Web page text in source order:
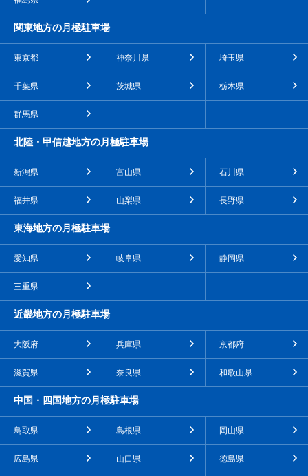
関東地方の月極駐車場
東京都 神奈川県 埼玉県
千葉県 茨城県 栃木県
群馬県
北陸・甲信越地方の月極駐車場
新潟県 富山県 石川県
福井県 山梨県 長野県
東海地方の月極駐車場
愛知県 岐阜県 静岡県
三重県
近畿地方の月極駐車場
大阪府 兵庫県 京都府
滋賀県 奈良県 和歌山県
中国・四国地方の月極駐車場
鳥取県 島根県 岡山県
広島県 山口県 徳島県